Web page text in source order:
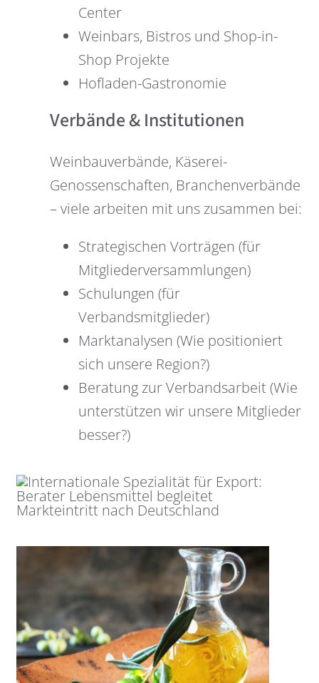
Center
Weinbars, Bistros und Shop-in-
Shop Projekte
Hofladen-Gastronomie
Verbände & Institutionen
Weinbauverbände, Käserei-
Genossenschaften, Branchenverbände
– viele arbeiten mit uns zusammen bei:
Strategischen Vorträgen (für
Mitgliederversammlungen)
Schulungen (für
Verbandsmitglieder)
Marktanalysen (Wie positioniert
sich unsere Region?)
Beratung zur Verbandsarbeit (Wie
unterstützen wir unsere Mitglieder
besser?)